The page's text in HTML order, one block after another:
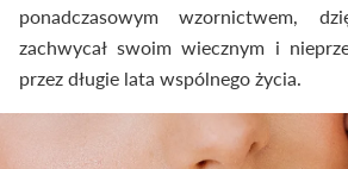
ponadczasowym wzornictwem,
zachwycał swoim wiecznym i
przez długie lata wspólnego życia.